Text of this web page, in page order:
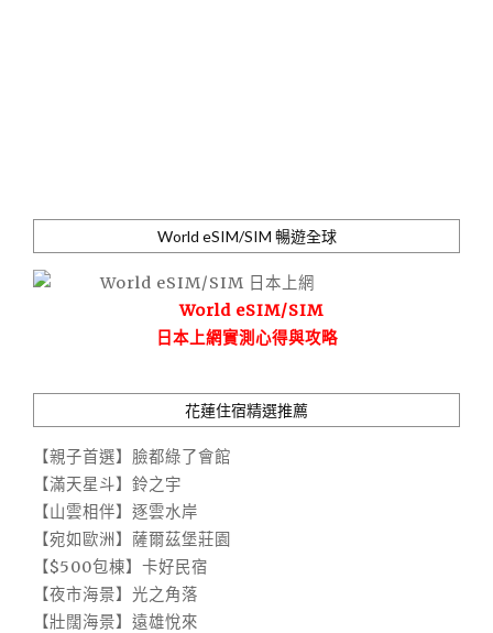
World eSIM/SIM 暢遊全球
World eSIM/SIM
日本上網實測心得與攻略
花蓮住宿精選推薦
【親子首選】臉都綠了會館
【滿天星斗】鈴之宇
【山雲相伴】逐雲水岸
【宛如歐洲】薩爾茲堡莊園
【$500包棟】卡好民宿
【夜市海景】光之角落
【壯闊海景】遠雄悅來